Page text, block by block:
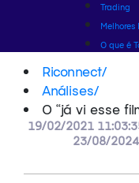
Trading
Melhores
O que é
Riconnect/
Análises/
O “já vi esse
19/02/2021
23/08/